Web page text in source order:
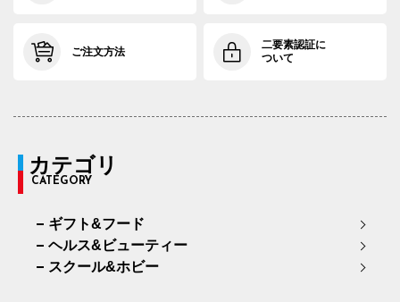
ご注文方法
二要素認証に
ついて
カテゴリ
CATEGORY
ギフト&フード
ヘルス&ビューティー
スクール&ホビー